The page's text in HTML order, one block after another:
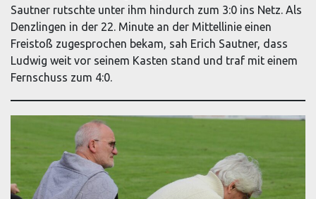
Sautner rutschte unter ihm hindurch zum 3:0 ins Netz. Als
Denzlingen in der 22. Minute an der Mittellinie einen
Freistoß zugesprochen bekam, sah Erich Sautner, dass
Ludwig weit vor seinem Kasten stand und traf mit einem
Fernschuss zum 4:0.